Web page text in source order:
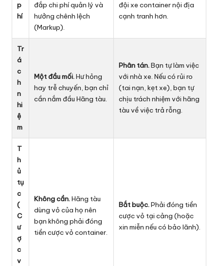
p
hí
đắp chi phí quản lý và
hưởng chênh lệch
(Markup).
đội xe container nội địa
cạnh tranh hơn.
Tr
á
c
h
n
hi
ệ
m
Một đầu mối.Hư hỏng
hay trễ chuyến, bạn chỉ
cần nắm đầu Hãng tàu.
Phân tán.Bạn tự làm việc
với nhà xe. Nếu có rủi ro
(tai nạn, kẹt xe), bạn tự
chịu trách nhiệm với hãng
tàu về việc trả rỗng.
T
h
ủ
tụ
c
(
C
ư
ợ
c
v
Không cần.Hãng tàu
dùng vỏ của họ nên
bạn không phải đóng
tiền cược vỏ container.
Bắt buộc.Phải đóng tiền
cược vỏ tại cảng (hoặc
xin miễn nếu có bảo lãnh).